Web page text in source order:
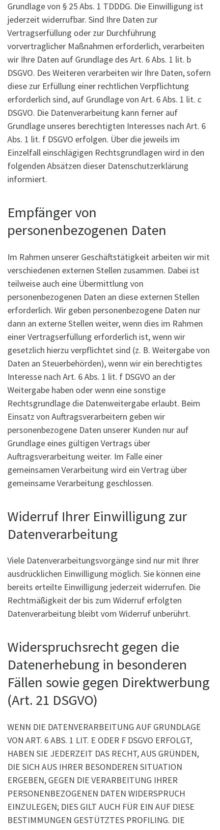
Grundlage von § 25 Abs. 1 TDDDG. Die Einwilligung ist
jederzeit widerrufbar. Sind Ihre Daten zur
Vertragserfüllung oder zur Durchführung
vorvertraglicher Maßnahmen erforderlich, verarbeiten
wir Ihre Daten auf Grundlage des Art. 6 Abs. 1 lit. b
DSGVO. Des Weiteren verarbeiten wir Ihre Daten, sofern
diese zur Erfüllung einer rechtlichen Verpflichtung
erforderlich sind, auf Grundlage von Art. 6 Abs. 1 lit. c
DSGVO. Die Datenverarbeitung kann ferner auf
Grundlage unseres berechtigten Interesses nach Art. 6
Abs. 1 lit. f DSGVO erfolgen. Über die jeweils im
Einzelfall einschlägigen Rechtsgrundlagen wird in den
folgenden Absätzen dieser Datenschutzerklärung
informiert.
Empfänger von
personenbezogenen Daten
Im Rahmen unserer Geschäftstätigkeit arbeiten wir mit
verschiedenen externen Stellen zusammen. Dabei ist
teilweise auch eine Übermittlung von
personenbezogenen Daten an diese externen Stellen
erforderlich. Wir geben personenbezogene Daten nur
dann an externe Stellen weiter, wenn dies im Rahmen
einer Vertragserfüllung erforderlich ist, wenn wir
gesetzlich hierzu verpflichtet sind (z. B. Weitergabe von
Daten an Steuerbehörden), wenn wir ein berechtigtes
Interesse nach Art. 6 Abs. 1 lit. f DSGVO an der
Weitergabe haben oder wenn eine sonstige
Rechtsgrundlage die Datenweitergabe erlaubt. Beim
Einsatz von Auftragsverarbeitern geben wir
personenbezogene Daten unserer Kunden nur auf
Grundlage eines gültigen Vertrags über
Auftragsverarbeitung weiter. Im Falle einer
gemeinsamen Verarbeitung wird ein Vertrag über
gemeinsame Verarbeitung geschlossen.
Widerruf Ihrer Einwilligung zur
Datenverarbeitung
Viele Datenverarbeitungsvorgänge sind nur mit Ihrer
ausdrücklichen Einwilligung möglich. Sie können eine
bereits erteilte Einwilligung jederzeit widerrufen. Die
Rechtmäßigkeit der bis zum Widerruf erfolgten
Datenverarbeitung bleibt vom Widerruf unberührt.
Widerspruchsrecht gegen die
Datenerhebung in besonderen
Fällen sowie gegen Direktwerbung
(Art. 21 DSGVO)
WENN DIE DATENVERARBEITUNG AUF GRUNDLAGE
VON ART. 6 ABS. 1 LIT. E ODER F DSGVO ERFOLGT,
HABEN SIE JEDERZEIT DAS RECHT, AUS GRÜNDEN,
DIE SICH AUS IHRER BESONDEREN SITUATION
ERGEBEN, GEGEN DIE VERARBEITUNG IHRER
PERSONENBEZOGENEN DATEN WIDERSPRUCH
EINZULEGEN; DIES GILT AUCH FÜR EIN AUF DIESE
BESTIMMUNGEN GESTÜTZTES PROFILING. DIE